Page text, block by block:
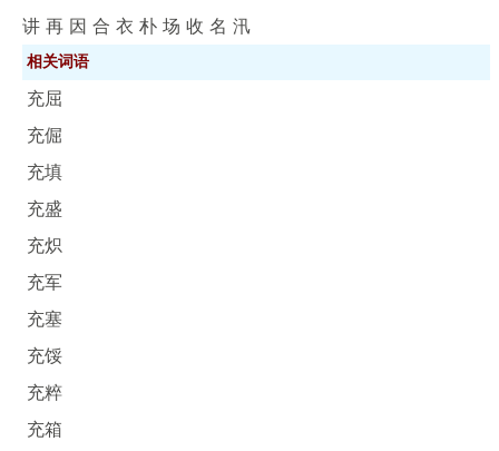
讲 再 因 合 衣 朴 场 收 名 汛
相关词语
充屈
充倔
充填
充盛
充炽
充军
充塞
充馁
充粹
充箱